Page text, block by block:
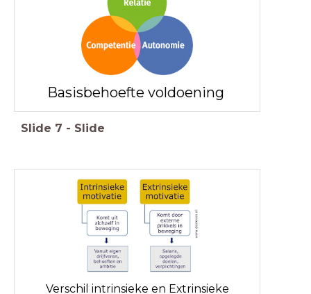
Basisbehoefte voldoening
Slide 7 - Slide
Verschil intrinsieke en Extrinsieke